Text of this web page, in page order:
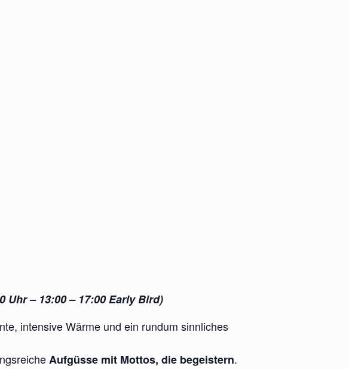
Uhr – 13:00 – 17:00 Early Bird)
intensive Wärme und ein rundum sinnliches
Aufgüsse mit Mottos, die begeistern.